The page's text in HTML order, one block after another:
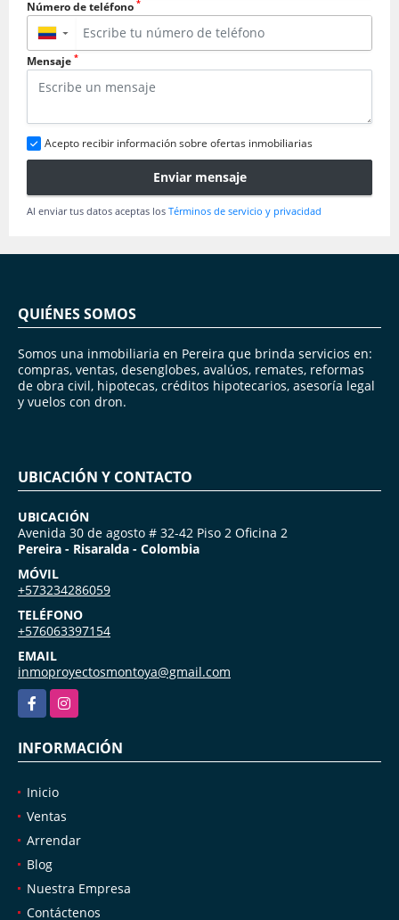
Número de teléfono *
▼
Mensaje *
Acepto recibir información sobre ofertas inmobiliarias
Enviar mensaje
Al enviar tus datos aceptas los Términos de servicio y privacidad
QUIÉNES SOMOS
Somos una inmobiliaria en Pereira que brinda servicios en:
compras, ventas, desenglobes, avalúos, remates, reformas
de obra civil, hipotecas, créditos hipotecarios, asesoría legal
y vuelos con dron.
UBICACIÓN Y CONTACTO
UBICACIÓN
Avenida 30 de agosto # 32-42 Piso 2 Oficina 2
Pereira - Risaralda - Colombia
MÓVIL
+573234286059
TELÉFONO
+576063397154
EMAIL
inmoproyectosmontoya@gmail.com
FacebookInstagram
INFORMACIÓN
Inicio
Ventas
Arrendar
Blog
Nuestra Empresa
Contáctenos